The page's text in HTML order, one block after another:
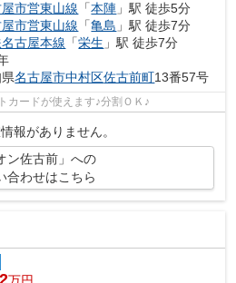
市営東山線 「本陣 」駅 徒歩5分
市営東山線 「亀島 」駅 徒歩7分
古屋本線 「栄生 」駅 徒歩7分
名古屋市中村区佐古前町13番57号
カードが使えます♪分割ＯＫ♪
報がありません。
ン佐古前」への
合わせはこちら
万円